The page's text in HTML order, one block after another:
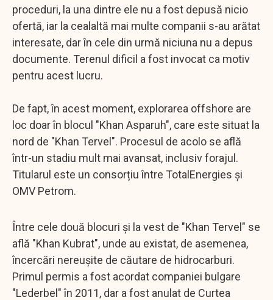
proceduri, la una dintre ele nu a fost depusă nicio
ofertă, iar la cealaltă mai multe companii s-au arătat
interesate, dar în cele din urmă niciuna nu a depus
documente. Terenul dificil a fost invocat ca motiv
pentru acest lucru.
De fapt, în acest moment, explorarea offshore are
loc doar în blocul "Khan Asparuh", care este situat la
nord de "Khan Tervel". Procesul de acolo se află
într-un stadiu mult mai avansat, inclusiv forajul.
Titularul este un consorțiu între TotalEnergies și
OMV Petrom.
Între cele două blocuri și la vest de "Khan Tervel" se
află "Khan Kubrat", unde au existat, de asemenea,
încercări nereușite de căutare de hidrocarburi.
Primul permis a fost acordat companiei bulgare
"Lederbel" în 2011, dar a fost anulat de Curtea